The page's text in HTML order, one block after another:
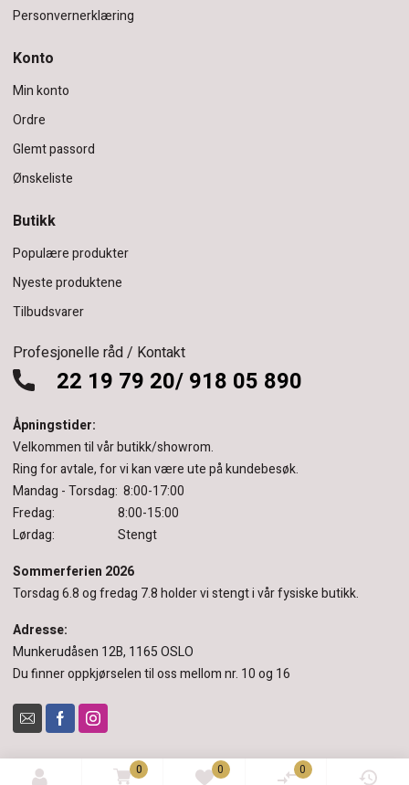
0 0 0
Personvernerklæring
Konto
Min konto
Ordre
Glemt passord
Ønskeliste
Butikk
Populære produkter
Nyeste produktene
Tilbudsvarer
Profesjonelle råd / Kontakt
22 19 79 20/ 918 05 890
Åpningstider:
Velkommen til vår butikk/showrom.
Ring for avtale, for vi kan være ute på kundebesøk.
Mandag - Torsdag: 8:00-17:00
Fredag: 8:00-15:00
Lørdag: Stengt
Sommerferien 2026
Torsdag 6.8 og fredag 7.8 holder vi stengt i vår fysiske butikk.
Adresse:
Munkerudåsen 12B, 1165 OSLO
Du finner oppkjørselen til oss mellom nr. 10 og 16